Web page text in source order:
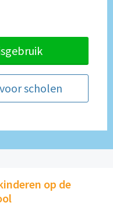
scholen
op de